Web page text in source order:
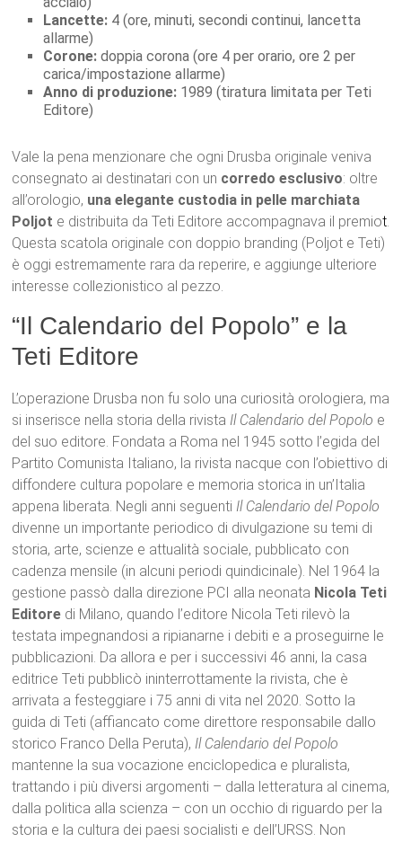
Lancette: 4 (ore, minuti, secondi continui, lancetta
allarme)
Corone: doppia corona (ore 4 per orario, ore 2 per
carica/impostazione allarme)
Anno di produzione: 1989 (tiratura limitata per Teti
Editore)
Vale la pena menzionare che ogni Drusba originale veniva
consegnato ai destinatari con un corredo esclusivo: oltre
all’orologio, una elegante custodia in pelle marchiata
Poljot e distribuita da Teti Editore accompagnava il premiot.
Questa scatola originale con doppio branding (Poljot e Teti)
è oggi estremamente rara da reperire, e aggiunge ulteriore
interesse collezionistico al pezzo.
“Il Calendario del Popolo” e la
Teti Editore
L’operazione Drusba non fu solo una curiosità orologiera, ma
si inserisce nella storia della rivista Il Calendario del Popolo e
del suo editore. Fondata a Roma nel 1945 sotto l’egida del
Partito Comunista Italiano, la rivista nacque con l’obiettivo di
diffondere cultura popolare e memoria storica in un’Italia
appena liberata. Negli anni seguenti Il Calendario del Popolo
divenne un importante periodico di divulgazione su temi di
storia, arte, scienze e attualità sociale, pubblicato con
cadenza mensile (in alcuni periodi quindicinale). Nel 1964 la
gestione passò dalla direzione PCI alla neonata Nicola Teti
Editore di Milano, quando l’editore Nicola Teti rilevò la
testata impegnandosi a ripianarne i debiti e a proseguirne le
pubblicazioni. Da allora e per i successivi 46 anni, la casa
editrice Teti pubblicò ininterrottamente la rivista, che è
arrivata a festeggiare i 75 anni di vita nel 2020. Sotto la
guida di Teti (affiancato come direttore responsabile dallo
storico Franco Della Peruta), Il Calendario del Popolo
mantenne la sua vocazione enciclopedica e pluralista,
trattando i più diversi argomenti – dalla letteratura al cinema,
dalla politica alla scienza – con un occhio di riguardo per la
storia e la cultura dei paesi socialisti e dell’URSS. Non